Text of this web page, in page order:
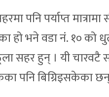
पनि पर्याप्त
हो भने वडा नं. १० को
सहर हुन् । यी
पनि बिग्रिइसकेका